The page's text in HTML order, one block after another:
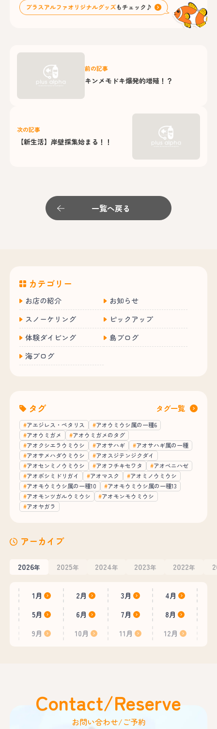
前の記事
キンメモドキ爆発的増殖！？
次の記事
【新生活】岸壁採集始まる！！
一覧へ戻る
カテゴリー
お店の紹介
お知らせ
スノーケリング
ピックアップ
体験ダイビング
島ブログ
海ブログ
タグ タグ一覧
アエジレス・ペタリス
アオウミウシ属の一種6
アオウミガメ
アオウミガメのタグ
アオクシエラウミウシ
アオサハギ
アオサハギ属の一種
アオサメハダウミウシ
アオスジテンジクダイ
アオセンミノウミウシ
アオフチキセワタ
アオベニハゼ
アオボシミドリガイ
アオマスク
アオミノウミウシ
アオモウミウシ属の一種10
アオモウミウシ属の一種13
アオモンツガルウミウシ
アオモンモウミウシ
アオヤガラ
アーカイブ
2026年 2025年 2024年 2023年 2022年
1月 2月 3月
4月
5月
6月 7月
8月
9月
10月 11月 12月
Contact/Reserve
お問い合わせ/ご予約